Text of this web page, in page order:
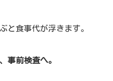
と食事代が浮きます。
事前検査へ。